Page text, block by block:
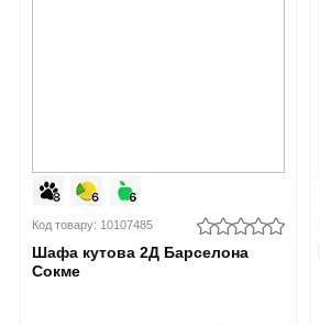
Код товару: 10107485
Шафа кутова 2Д Барселона
Сокме